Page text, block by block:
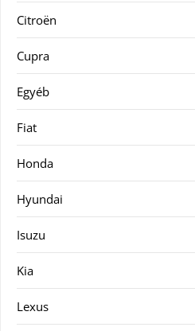
Citroën
Cupra
Egyéb
Fiat
Honda
Hyundai
Isuzu
Kia
Lexus